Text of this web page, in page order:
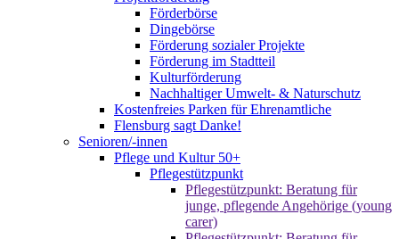
Förderbörse
Dingebörse
Förderung sozialer Projekte
Förderung im Stadtteil
Kulturförderung
Nachhaltiger Umwelt- & Naturschutz
Kostenfreies Parken für Ehrenamtliche
Flensburg sagt Danke!
Senioren/-innen
Pflege und Kultur 50+
Pflegestützpunkt
Pflegestützpunkt: Beratung für
junge, pflegende Angehörige (young
carer)